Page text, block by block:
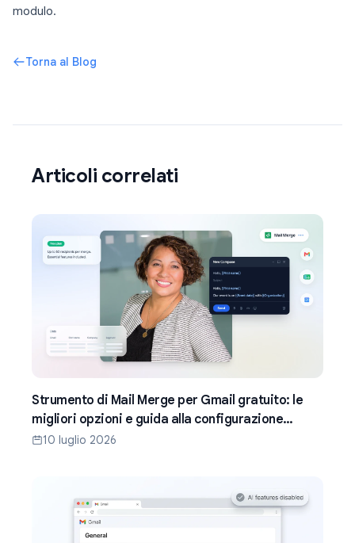
modulo.
Torna al Blog
Articoli correlati
Strumento di Mail Merge per Gmail gratuito: le
migliori opzioni e guida alla configurazione
(2026)
10 luglio 2026